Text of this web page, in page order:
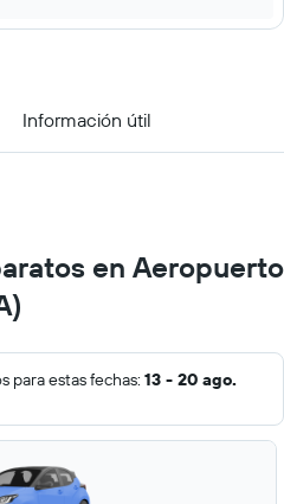
Información útil
en Aeropuerto
para estas fechas: 13 - 20 ago.